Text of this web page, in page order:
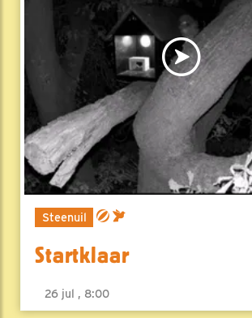
Steenuil
Startklaar
26 jul , 8:00